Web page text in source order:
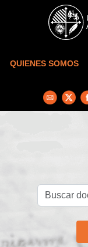
Skip to main content
QUIENES SOMOS